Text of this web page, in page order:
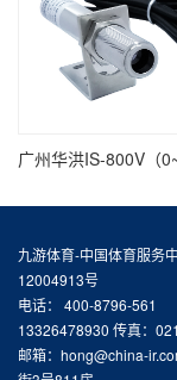
九游体育-中国体育服务
12004913号
电话： 400-8796-561
13326478930 传真：
邮箱：hong@china-